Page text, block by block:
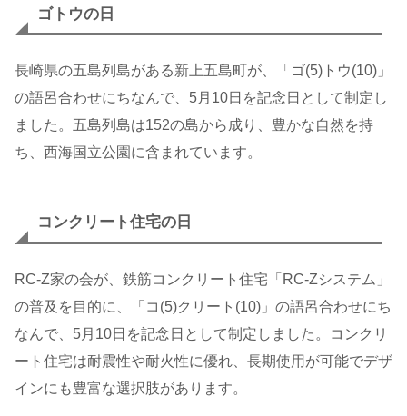
ゴトウの日
長崎県の五島列島がある新上五島町が、「ゴ(5)トウ(10)」
の語呂合わせにちなんで、5月10日を記念日として制定し
ました。五島列島は152の島から成り、豊かな自然を持
ち、西海国立公園に含まれています。
コンクリート住宅の日
RC-Z家の会が、鉄筋コンクリート住宅「RC-Zシステム」
の普及を目的に、「コ(5)クリート(10)」の語呂合わせにち
なんで、5月10日を記念日として制定しました。コンクリ
ート住宅は耐震性や耐火性に優れ、長期使用が可能でデザ
インにも豊富な選択肢があります。